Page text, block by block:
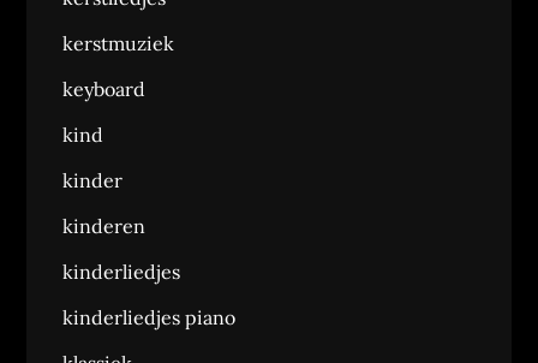
kerstmuziek
keyboard
kind
kinder
kinderen
kinderliedjes
kinderliedjes piano